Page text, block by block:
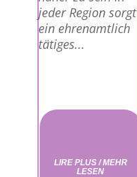
jeder Region sorgt
ein ehrenamtlich
tätiges...
LIRE PLUS / MEHR
LESEN